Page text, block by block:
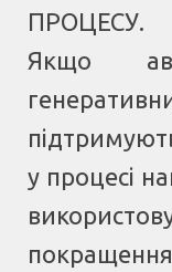
ПРОЦЕСУ.
Якщо
у процесі